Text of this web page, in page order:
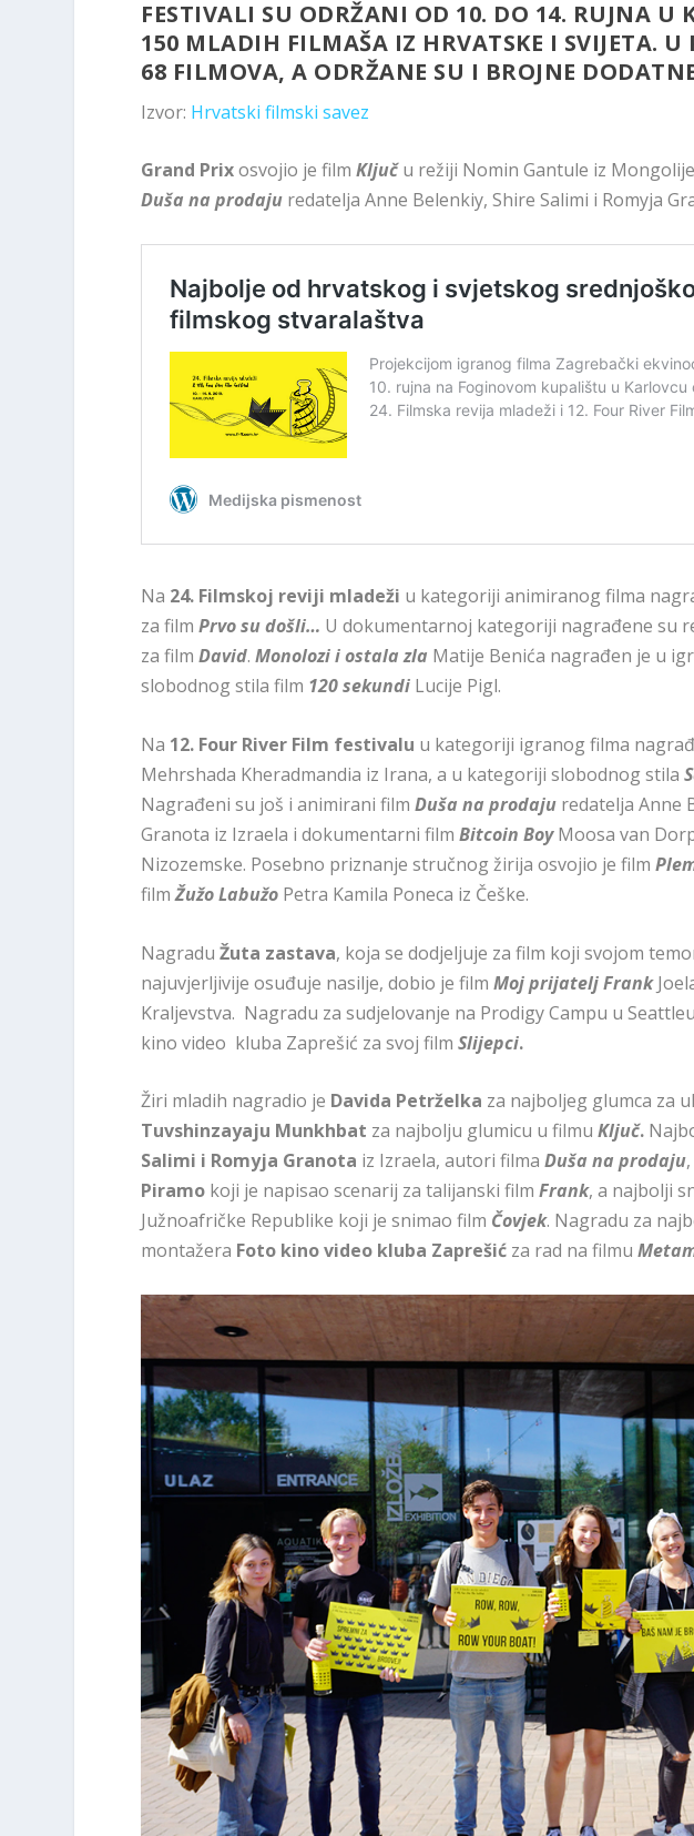
FESTIVALI SU ODRŽANI OD 10. DO 14. RUJNA U
150 MLADIH FILMAŠA IZ HRVATSKE I SVIJETA. U
68 FILMOVA, A ODRŽANE SU I BROJNE
Izvor: Hrvatski filmski savez
Grand Prixosvojio je filmKljuču režiji Nomin Gantule iz
Duša na prodaju redatelja Anne Belenkiy, Shire Salimi i Romyja
Na 24. Filmskoj reviji mladeži u kategoriji animiranog filma
za film Prvo su došli… U dokumentarnoj kategoriji nagrađene su
za filmDavid. Monolozi i ostala zla Matije Benića nagrađen je u
slobodnog stila film 120 sekundi Lucije Pigl.
Na 12. Four River Film festivalu u kategoriji igranog filma
Mehrshada Kheradmandia iz Irana, a u kategoriji slobodnog stila
Nagrađeni su još i animirani filmDuša na prodaju redatelja Anne
Granota iz Izraela i dokumentarni filmBitcoin BoyMoosa van
Nizozemske. Posebno priznanje stručnog žirija osvojio je film
filmŽužo Labužo Petra Kamila Poneca iz Češke.
NagraduŽuta zastava, koja se dodjeljuje za film koji svojom
najuvjerljivije osuđuje nasilje, dobio je filmMoj prijatelj Frank
Kraljevstva. Nagradu za sudjelovanje na Prodigy Campu u
kino video kluba Zaprešić za svoj filmSlijepci.
Žiri mladih nagradio je Davida Petrželka za najboljeg glumca za
Tuvshinzayaju Munkhbat za najbolju glumicu u filmuKljuč.
Salimi i Romyja Granota iz Izraela, autori filmaDuša na prodaju
Piramo koji je napisao scenarij za talijanski filmFrank, a najbolji
Južnoafričke Republike koji je snimao film Čovjek. Nagradu za
montažera Foto kino video kluba Zaprešić za rad na filmu